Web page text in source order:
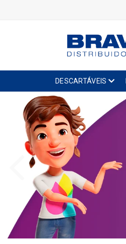
DESCARTÁVEIS